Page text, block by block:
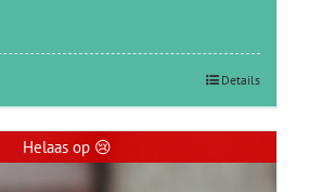
Details
Helaas op 😢